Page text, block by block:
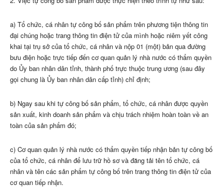
a) Tổ chức, cá nhân tự công bố sản phẩm trên phương tiện thông tin
đại chúng hoặc trang thông tin điện tử của mình hoặc niêm yết công
khai tại trụ sở của tổ chức, cá nhân và nộp 01 (một) bản qua đường
bưu điện hoặc trực tiếp đến cơ quan quản lý nhà nước có thẩm quyền
do Ủy ban nhân dân tỉnh, thành phố trực thuộc trung ương (sau đây
gọi chung là Ủy ban nhân dân cấp tỉnh) chỉ định;
b) Ngay sau khi tự công bố sản phẩm, tổ chức, cá nhân được quyền
sản xuất, kinh doanh sản phẩm và chịu trách nhiệm hoàn toàn về an
toàn của sản phẩm đó;
c) Cơ quan quản lý nhà nước có thẩm quyền tiếp nhận bản tự công bố
của tổ chức, cá nhân để lưu trữ hồ sơ và đăng tải tên tổ chức, cá
nhân và tên các sản phẩm tự công bố trên trang thông tin điện tử của
cơ quan tiếp nhận.